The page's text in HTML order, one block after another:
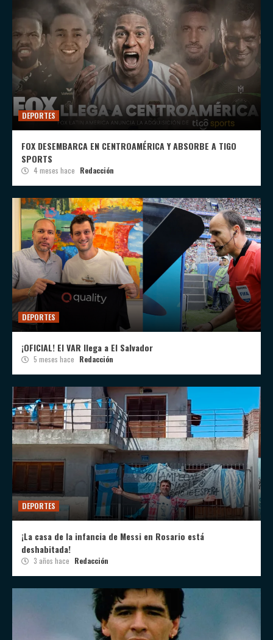
DEPORTES
FOX DESEMBARCA EN CENTROAMÉRICA Y ABSORBE A TIGO
SPORTS
4 meses hace Redacción
DEPORTES
¡OFICIAL! El VAR llega a El Salvador
5 meses hace Redacción
DEPORTES
¡La casa de la infancia de Messi en Rosario está
deshabitada!
3 años hace Redacción